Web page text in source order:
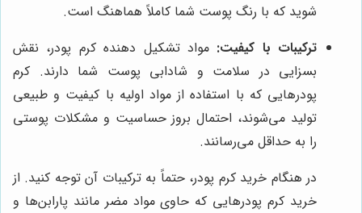
شوید که با رنگ پوست شما کاملاً هماهنگ است.
ترکیبات با کیفیت: مواد تشکیل دهنده کرم پودر، نقش
بسزایی در سلامت و شادابی پوست شما دارند. کرم
پودرهایی که با استفاده از مواد اولیه با کیفیت و طبیعی
تولید می‌شوند، احتمال بروز حساسیت و مشکلات پوستی
را به حداقل می‌رسانند.
در هنگام خرید کرم پودر، حتماً به ترکیبات آن توجه کنید. از
خرید کرم پودرهایی که حاوی مواد مضر مانند پارابن‌ها و